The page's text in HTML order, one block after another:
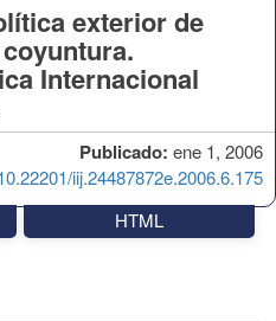
Publicado: ene 1, 2006
iij.24487872e.2006.6.175
exterior de
Internacional
HTML